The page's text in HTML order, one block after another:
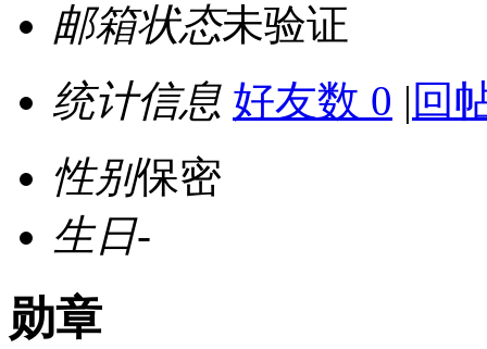
邮箱状态未验证
统计信息 好友数 0 | 回
性别保密
生日-
勋章